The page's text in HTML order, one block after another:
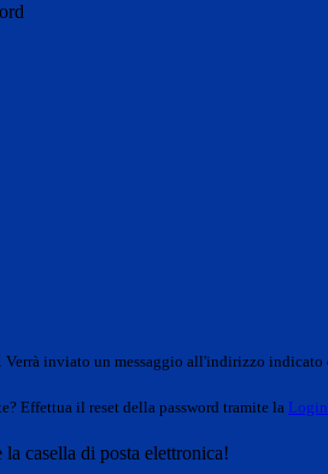
Verrà inviato un messaggio all'indirizzo indicato
Effettua il reset della password tramite la
casella di posta elettronica!